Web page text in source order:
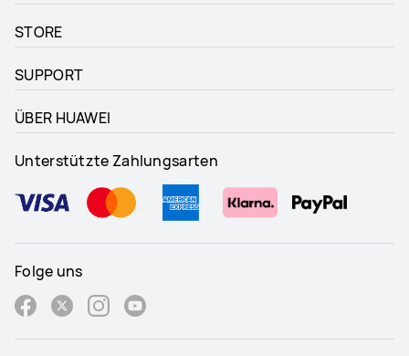
STORE
SUPPORT
ÜBER HUAWEI
Unterstützte Zahlungsarten
Folge uns